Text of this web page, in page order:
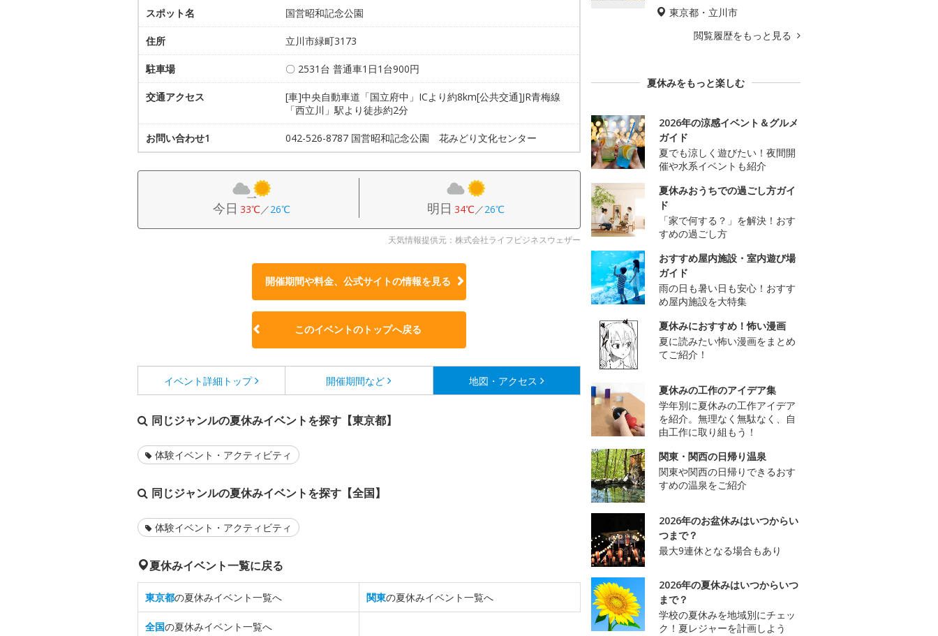
スポット名 国営昭和記念公園
住所 立川市緑町3173
駐車場 〇 2531台 普通車1日1台900円
交通アクセス
[車]中央自動車道「国立府中」ICより約8km[公共交通]JR青梅線
「西立川」駅より徒歩約2分
お問い合わせ1 042-526-8787 国営昭和記念公園 花みどり文化センター
今日 33℃／26℃ 明日 34℃／26℃
天気情報提供元：株式会社ライフビジネスウェザー
開催期間や料金、公式サイトの情報を見る
このイベントのトップへ戻る
イベント詳細 トップ 開催期間など 地図・アクセス
同じジャンルの夏休みイベントを探す【東京都】
体験イベント・アクティビティ
同じジャンルの夏休みイベントを探す【全国】
体験イベント・アクティビティ
夏休みイベント一覧に戻る
東京都の夏休みイベント一覧へ 関東の夏休みイベント一覧へ
全国の夏休みイベント一覧へ
東京都・立川市
閲覧履歴をもっと見る
夏休みをもっと楽しむ
2026年の涼感イベント＆グルメ
ガイド
夏でも涼しく遊びたい！夜間開
催や水系イベントも紹介
夏休みおうちでの過ごし方ガイ
ド
「家で何する？」を解決！おす
すめの過ごし方
おすすめ屋内施設・室内遊び場
ガイド
雨の日も暑い日も安心！おすす
め屋内施設を大特集
夏休みにおすすめ！怖い漫画
夏に読みたい怖い漫画をまとめ
てご紹介！
夏休みの工作のアイデア集
学年別に夏休みの工作アイデア
を紹介。無理なく無駄なく、自
由工作に取り組もう！
関東・関西の日帰り温泉
関東や関西の日帰りできるおす
すめの温泉をご紹介
2026年のお盆休みはいつからい
つまで？
最大9連休となる場合もあり
2026年の夏休みはいつからいつ
まで？
学校の夏休みを地域別にチェッ
ク！夏レジャーを計画しよう